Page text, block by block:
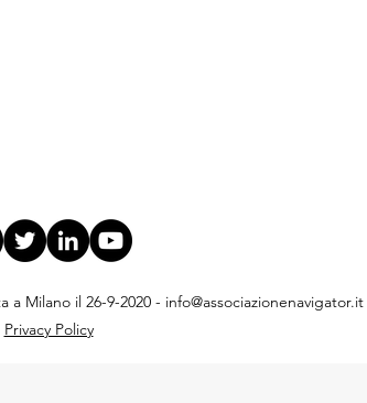
a Milano il 26-9-2020 - info@associazionenavigator.it
Privacy Policy